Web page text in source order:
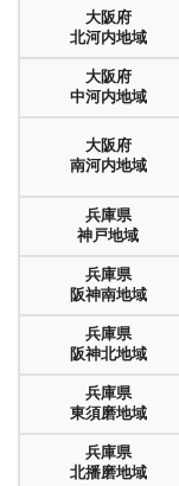
大阪府
北河内地域
大阪府
中河内地域
大阪府
南河内地域
兵庫県
神戸地域
兵庫県
阪神南地域
兵庫県
阪神北地域
兵庫県
東須磨地域
兵庫県
北播磨地域